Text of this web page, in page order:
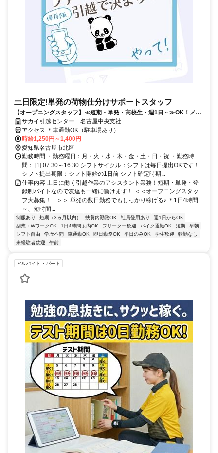
土日限定!単発の荷物仕分けサポートスタッフ
【オープニングスタッフ】≪短期・単発・高校生・週1日～≫OK！メリ
ット多数♪
サカイ引越センター 名古屋中央支社
アクセス ＊車通勤OK（駐車場あり）
時給1,250円～1,400円
愛知県名古屋市北区
勤務時間 ・勤務曜日：月・火・水・木・金・土・日・祝 ・勤務時
間： [1] 07:30～16:30 シフトサイクル：シフトは毎日提出OKです！
シフト提出期限：シフト開始の1日前 シフト確定時期...
仕事内容 土日に働く引越作業のアシスタント業務！短期・単発・登
録制バイトなので友達も一緒に働けます！ ＜＜オープニングスタッ
フ大募集！！＞＞ 単発の数日勤務でもしっかり稼げる♪ ＊1日4時間
～、短時間...
制服あり 短期（3ヵ月以内） 扶養内勤務OK 社員登用あり
週1日からOK
副業・WワークOK
1日4時間以内OK フリーター歓迎 バイク通勤OK 短期
早朝
シフト自由
学歴不問 車通勤OK 即日勤務OK 平日のみOK 学生歓迎
転勤なし
未経験者歓迎
午前
アルバイト・パート